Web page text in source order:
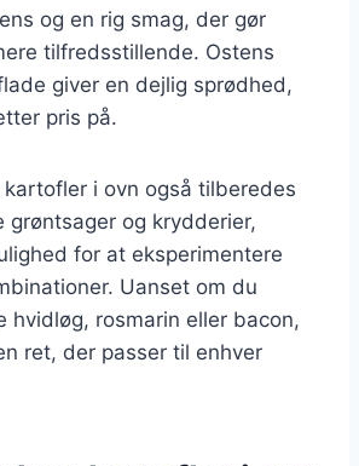
og en rig smag, der gør
tilfredsstillende. Ostens
giver en dejlig sprødhed,
pris på.
kartofler i ovn også tilberedes
grøntsager og krydderier,
for at eksperimentere
Uanset om du
rosmarin eller bacon,
ret, der passer til enhver